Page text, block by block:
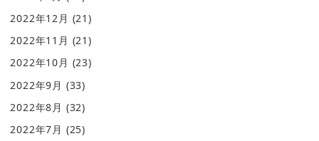
2022年12月 (21)
2022年11月 (21)
2022年10月 (23)
2022年9月 (33)
2022年8月 (32)
2022年7月 (25)